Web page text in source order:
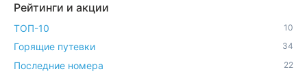
Рейтинги и акции
ТОП-10 10
Горящие путевки 34
Последние номера 22